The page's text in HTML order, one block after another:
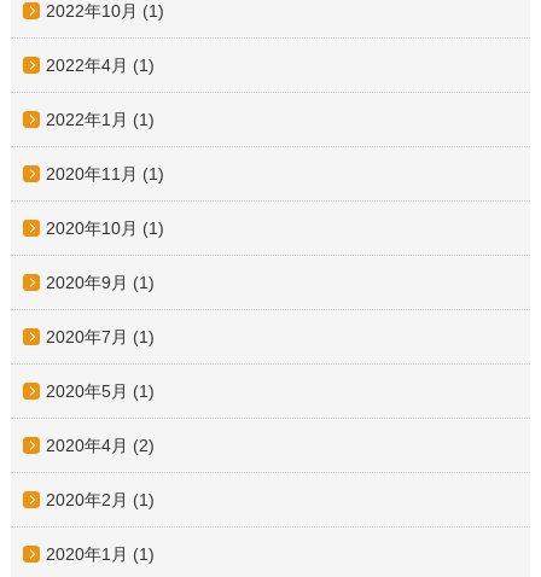
2022年10月 (1)
2022年4月 (1)
2022年1月 (1)
2020年11月 (1)
2020年10月 (1)
2020年9月 (1)
2020年7月 (1)
2020年5月 (1)
2020年4月 (2)
2020年2月 (1)
2020年1月 (1)